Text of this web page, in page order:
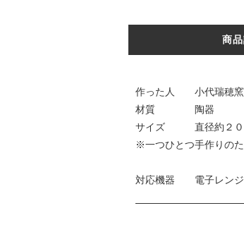
商
作った人 小代瑞穂窯
材質 陶器
サイズ 直径約２０.
※一つひとつ手作りの
対応機器 電子レ